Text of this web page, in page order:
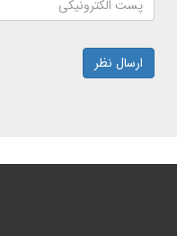
ارسال نظر